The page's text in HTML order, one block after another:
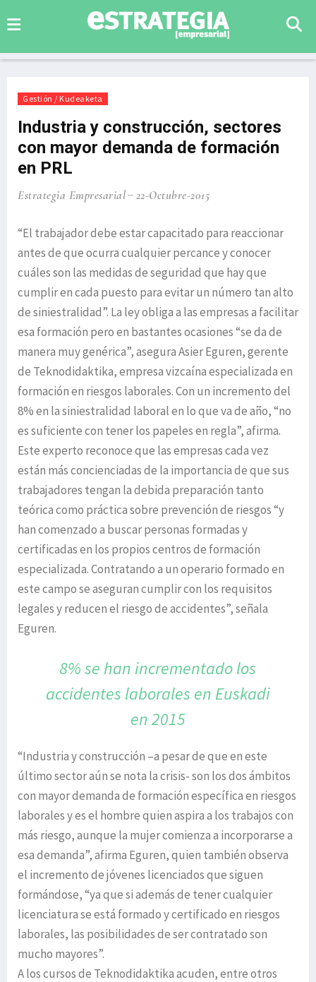
Gestión / Kudeaketa
Industria y construcción, sectores
con mayor demanda de formación
en PRL
Estrategia Empresarial 22-Octubre-2015
“El trabajador debe estar capacitado para reaccionar
antes de que ocurra cualquier percance y conocer
cuáles son las medidas de seguridad que hay que
cumplir en cada puesto para evitar un número tan alto
de siniestralidad”. La ley obliga a las empresas a facilitar
esa formación pero en bastantes ocasiones “se da de
manera muy genérica”, asegura Asier Eguren, gerente
de Teknodidaktika, empresa vizcaína especializada en
formación en riesgos laborales. Con un incremento del
8% en la siniestralidad laboral en lo que va de año, “no
es suficiente con tener los papeles en regla”, afirma.
Este experto reconoce que las empresas cada vez
están más concienciadas de la importancia de que sus
trabajadores tengan la debida preparación tanto
teórica como práctica sobre prevención de riesgos “y
han comenzado a buscar personas formadas y
certificadas en los propios centros de formación
especializada. Contratando a un operario formado en
este campo se aseguran cumplir con los requisitos
legales y reducen el riesgo de accidentes”, señala
Eguren.
8% se han incrementado los
accidentes laborales en Euskadi
en 2015
“Industria y construcción –a pesar de que en este
último sector aún se nota la crisis- son los dos ámbitos
con mayor demanda de formación específica en riesgos
laborales y es el hombre quien aspira a los trabajos con
más riesgo, aunque la mujer comienza a incorporarse a
esa demanda”, afirma Eguren, quien también observa
el incremento de jóvenes licenciados que siguen
formándose, “ya que si además de tener cualquier
licenciatura se está formado y certificado en riesgos
laborales, las posibilidades de ser contratado son
mucho mayores”.
A los cursos de Teknodidaktika acuden, entre otros